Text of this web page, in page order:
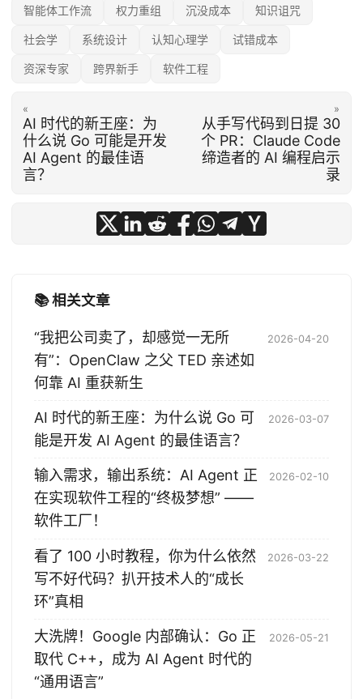
智能体工作流 权力重组 沉没成本 知识诅咒
社会学 系统设计 认知心理学 试错成本
资深专家 跨界新手 软件工程
«
AI 时代的新王座：为
什么说 Go 可能是开发
AI Agent 的最佳语
言？
»
从手写代码到日提 30
个 PR：Claude Code
缔造者的 AI 编程启示
录
📚 相关文章
“我把公司卖了，却感觉一无所
有”：OpenClaw 之父 TED 亲述如
何靠 AI 重获新生
2026-04-20
AI 时代的新王座：为什么说 Go 可
能是开发 AI Agent 的最佳语言？
2026-03-07
输入需求，输出系统：AI Agent 正
在实现软件工程的“终极梦想” ——
软件工厂！
2026-02-10
看了 100 小时教程，你为什么依然
写不好代码？扒开技术人的“成长
环”真相
2026-03-22
大洗牌！Google 内部确认：Go 正
取代 C++，成为 AI Agent 时代的
“通用语言”
2026-05-21